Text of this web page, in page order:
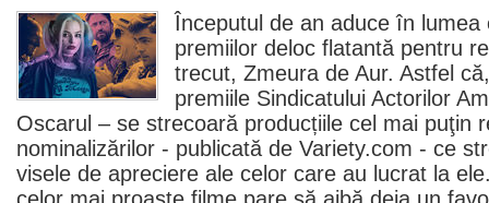
Începutul de an aduce în
premiilor deloc flatantă pentru
trecut, Zmeura de Aur. Astfel
premiile Sindicatului Actorilor
Oscarul – se strecoară producțiile cel mai puţin
nominalizărilor - publicată de Variety.com - ce
visele de apreciere ale celor care au lucrat la